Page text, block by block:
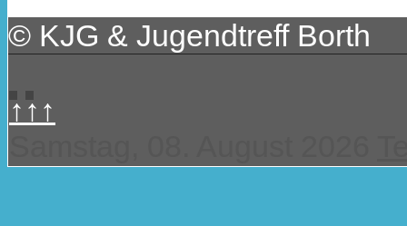
© KJG & Jugendtreff Borth
↑↑↑